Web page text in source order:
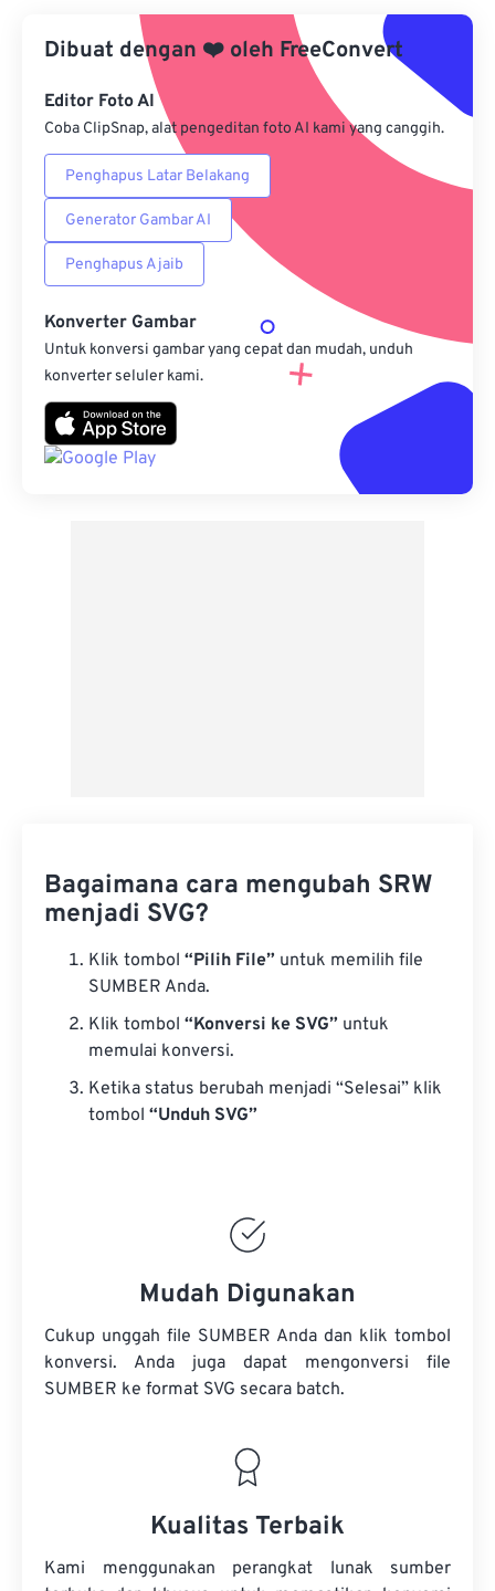
Terapkan dari Preset
Simpan sebagai Preset
Dibuat dengan ❤️ oleh FreeConvert
Editor Foto AI
Coba ClipSnap, alat pengeditan foto AI kami yang canggih.
Penghapus Latar Belakang
Generator Gambar AI
Penghapus Ajaib
Konverter Gambar
Untuk konversi gambar yang cepat dan mudah, unduh
konverter seluler kami.
Bagaimana cara mengubah SRW
menjadi SVG?
Klik tombol “Pilih File” untuk memilih file
SUMBER Anda.
Klik tombol “Konversi ke SVG” untuk
memulai konversi.
Ketika status berubah menjadi “Selesai” klik
tombol “Unduh SVG”
Mudah Digunakan
Cukup unggah file SUMBER Anda dan klik tombol
konversi. Anda juga dapat mengonversi file
SUMBER ke format SVG secara batch.
Kualitas Terbaik
Kami menggunakan perangkat lunak sumber